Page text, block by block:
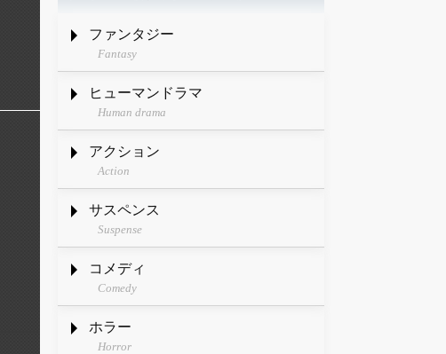
ファンタジー
Fantasy
ヒューマンドラマ
Human drama
アクション
Action
サスペンス
Suspense
コメディ
Comedy
ホラー
Horror